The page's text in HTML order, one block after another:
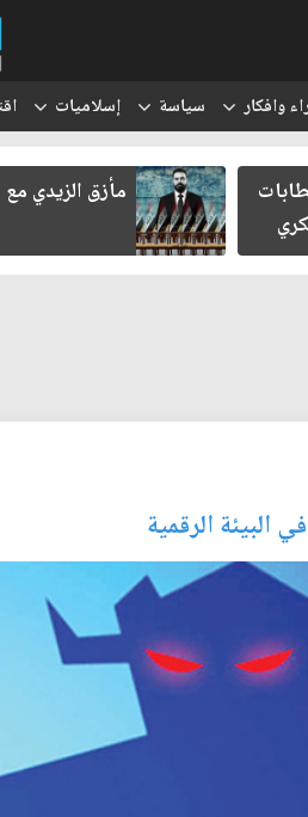
وافكار سياسة إسلاميات
مأزق الزيدي
الرقمية